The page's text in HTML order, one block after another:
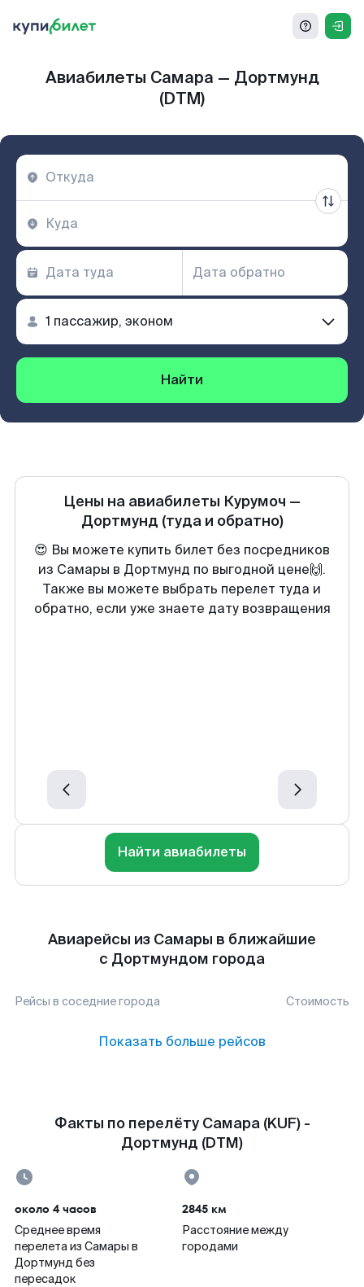
Авиабилеты Самара — Дортмунд
(DTM)
Найти
Цены на авиабилеты Курумоч —
Дортмунд (туда и обратно)
😍 Вы можете купить билет без посредников
из Самары в Дортмунд по выгодной цене🙌.
Также вы можете выбрать перелет туда и
обратно, если уже знаете дату возвращения
Найти авиабилеты
Авиарейсы из Самары в ближайшие
с Дортмундом города
Рейсы в соседние города Стоимость
Показать больше рейсов
Факты по перелёту Самара (KUF) -
Дортмунд (DTM)
около 4 часов
Среднее время
перелета из Самары в
Дортмунд без
пересадок
2845 км
Расстояние между
городами